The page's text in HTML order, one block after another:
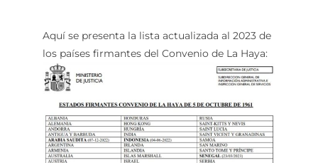
Aquí se presenta la lista actualizada al 2023 de
los países firmantes del Convenio de La Haya: